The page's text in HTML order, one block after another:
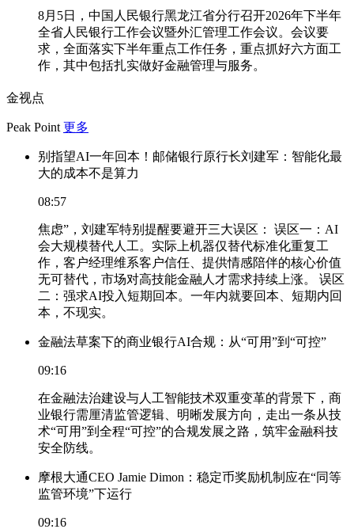
8月5日，中国人民银行黑龙江省分行召开2026年下半年
全省人民银行工作会议暨外汇管理工作会议。会议要
求，全面落实下半年重点工作任务，重点抓好六方面工
作，其中包括扎实做好金融管理与服务。
金视点
Peak Point 更多
别指望AI一年回本！邮储银行原行长刘建军：智能化最
大的成本不是算力
08:57
焦虑”，刘建军特别提醒要避开三大误区： 误区一：AI
会大规模替代人工。实际上机器仅替代标准化重复工
作，客户经理维系客户信任、提供情感陪伴的核心价值
无可替代，市场对高技能金融人才需求持续上涨。 误区
二：强求AI投入短期回本。一年内就要回本、短期内回
本，不现实。
金融法草案下的商业银行AI合规：从“可用”到“可控”
09:16
在金融法治建设与人工智能技术双重变革的背景下，商
业银行需厘清监管逻辑、明晰发展方向，走出一条从技
术“可用”到全程“可控”的合规发展之路，筑牢金融科技
安全防线。
摩根大通CEO Jamie Dimon：稳定币奖励机制应在“同等
监管环境”下运行
09:16